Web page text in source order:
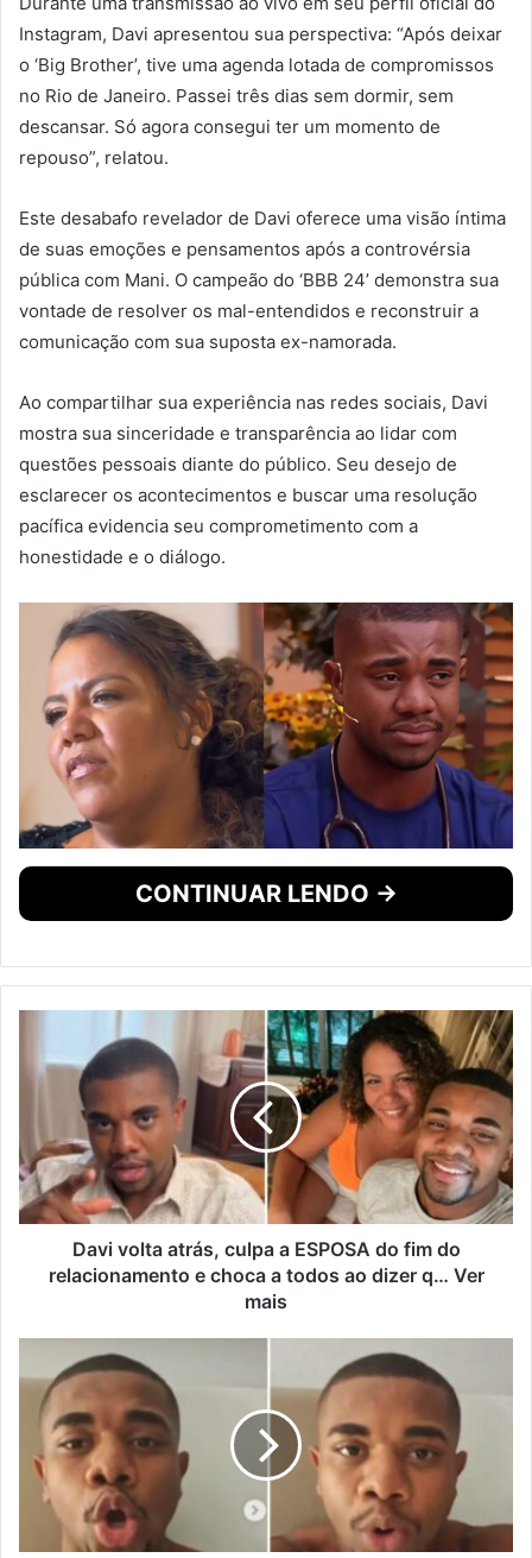
Instagram, Davi apresentou sua perspectiva: “Após deixar
o ‘Big Brother’, tive uma agenda lotada de compromissos
no Rio de Janeiro. Passei três dias sem dormir, sem
descansar. Só agora consegui ter um momento de
repouso”, relatou.
Este desabafo revelador de Davi oferece uma visão íntima
de suas emoções e pensamentos após a controvérsia
pública com Mani. O campeão do ‘BBB 24’ demonstra sua
vontade de resolver os mal-entendidos e reconstruir a
comunicação com sua suposta ex-namorada.
Ao compartilhar sua experiência nas redes sociais, Davi
mostra sua sinceridade e transparência ao lidar com
questões pessoais diante do público. Seu desejo de
esclarecer os acontecimentos e buscar uma resolução
pacífica evidencia seu comprometimento com a
honestidade e o diálogo.
CONTINUAR LENDO →
Davi volta atrás, culpa a ESPOSA do fim do
relacionamento e choca a todos ao dizer q… Ver
mais